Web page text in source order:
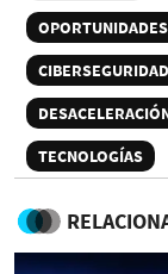
OPORTUNIDADES
CIBERSEGURIDAD
TECNOLOGÍAS